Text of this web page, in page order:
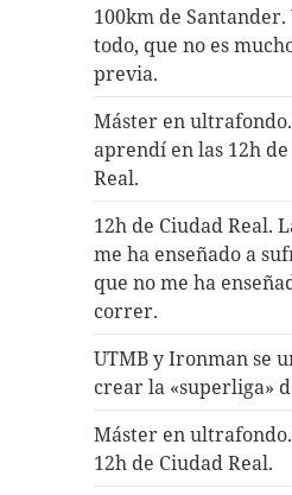
100km de Santander.
todo, que no es
previa.
Máster en
aprendí en las 12h
Real.
12h de Ciudad Real.
me ha enseñado a
que no me ha
correr.
UTMB y Ironman se
crear la «superliga»
Máster en
12h de Ciudad Real.